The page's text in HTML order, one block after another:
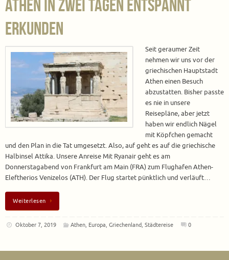
Athen in zwei Tagen entspannt
erkunden
Seit geraumer Zeit
nehmen wir uns vor der
griechischen Hauptstadt
Athen einen Besuch
abzustatten. Bisher passte
es nie in unsere
Reisepläne, aber jetzt
haben wir endlich Nägel
mit Köpfchen gemacht
und den Plan in die Tat umgesetzt. Also, auf geht es auf die griechische
Halbinsel Attika. Unsere Anreise Mit Ryanair geht es am
Donnerstagabend von Frankfurt am Main (FRA) zum Flughafen Athen-
Eleftherios Venizelos (ATH). Der Flug startet pünktlich und verläuft…
Weiterlesen
Oktober 7, 2019 Athen, Europa,Griechenland,Städtereise 0